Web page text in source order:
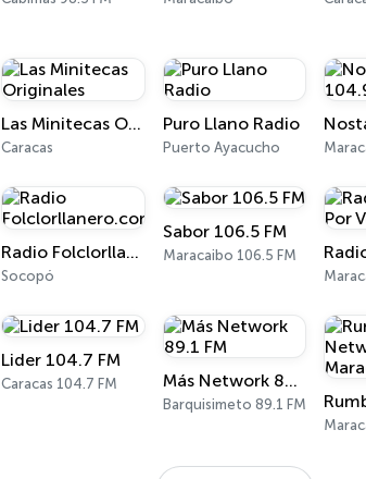
Las Minitecas Originales
Caracas
Puro Llano Radio
Puerto Ayacucho
Radio Folclorllanero.com
Socopó
Sabor 106.5 FM
Maracaibo 106.5 FM
Lider 104.7 FM
Caracas 104.7 FM Más Network 89.1 FM
Barquisimeto 89.1 FM